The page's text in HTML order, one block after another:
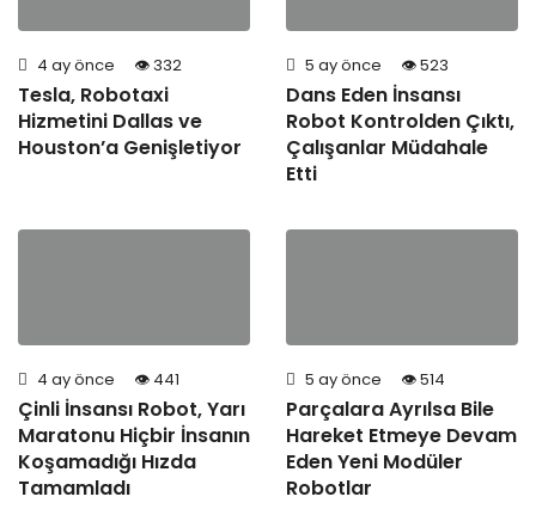
4 ay önce 332
Tesla, Robotaxi
Hizmetini Dallas ve
Houston’a Genişletiyor
5 ay önce 523
Dans Eden İnsansı
Robot Kontrolden Çıktı,
Çalışanlar Müdahale
Etti
4 ay önce 441
Çinli İnsansı Robot, Yarı
Maratonu Hiçbir İnsanın
Koşamadığı Hızda
Tamamladı
5 ay önce 514
Parçalara Ayrılsa Bile
Hareket Etmeye Devam
Eden Yeni Modüler
Robotlar